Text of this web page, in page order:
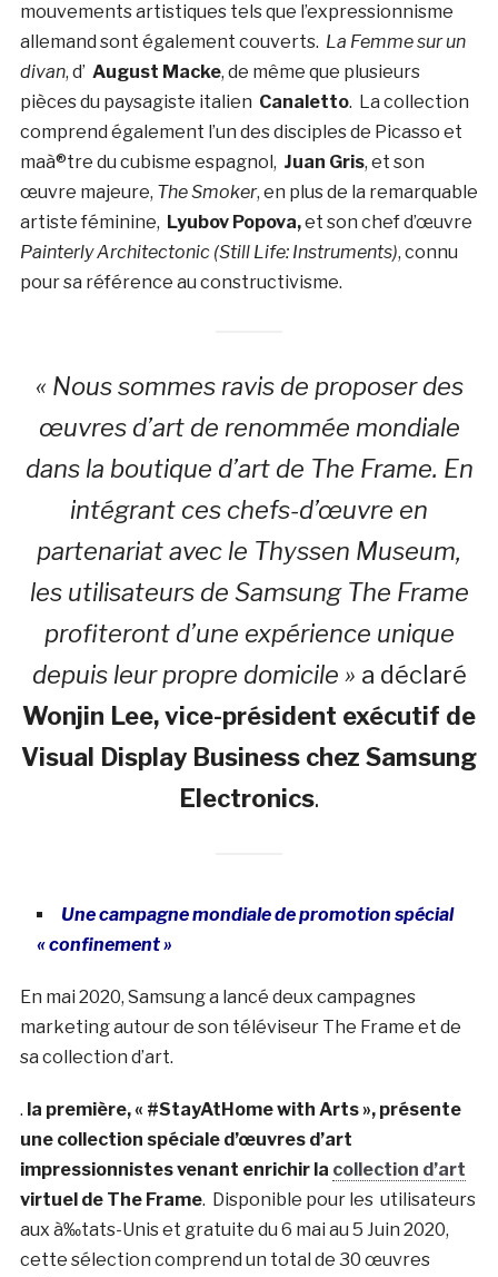
mouvements artistiques tels que l’expressionnisme
allemand sont également couverts. La Femme sur un
divan, d’ August Macke, de même que plusieurs
pièces du paysagiste italien Canaletto. La collection
comprend également l’un des disciples de Picasso et
maà®tre du cubisme espagnol, Juan Gris, et son
œuvre majeure, The Smoker, en plus de la remarquable
artiste féminine, Lyubov Popova,et son chef d’œuvre
Painterly Architectonic (Still Life: Instruments), connu
pour sa référence au constructivisme.
« Nous sommes ravis de proposer des
œuvres d’art de renommée mondiale
dans la boutique d’art de The Frame. En
intégrant ces chefs-d’œuvre en
partenariat avec le Thyssen Museum,
les utilisateurs de Samsung The Frame
profiteront d’une expérience unique
depuis leur propre domicile » a déclaré
Wonjin Lee, vice-président exécutif de
Visual Display Business chez Samsung
Electronics.
Une campagne mondiale de promotion spécial
« confinement »
En mai 2020, Samsung a lancé deux campagnes
marketing autour de son téléviseur The Frame et de
sa collection d’art.
. la première, « #StayAtHome with Arts », présente
une collection spéciale d’œuvres d’art
impressionnistes venant enrichir la collection d’art
virtuel de The Frame. Disponible pour les utilisateurs
aux à‰tats-Unis et gratuite du 6 mai au 5 Juin 2020,
cette sélection comprend un total de 30 œuvres